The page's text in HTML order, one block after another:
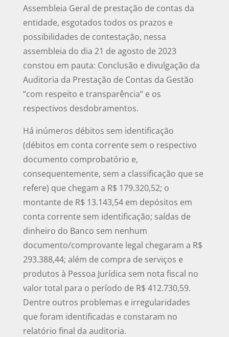
Assembleia Geral de prestação de contas da
entidade, esgotados todos os prazos e
possibilidades de contestação, nessa
assembleia do dia 21 de agosto de 2023
constou em pauta: Conclusão e divulgação da
Auditoria da Prestação de Contas da Gestão
“com respeito e transparência” e os
respectivos desdobramentos.
Há inúmeros débitos sem identificação
(débitos em conta corrente sem o respectivo
documento comprobatório e,
consequentemente, sem a classificação que se
refere) que chegam a R$ 179.320,52; o
montante de R$ 13.143,54 em depósitos em
conta corrente sem identificação; saídas de
dinheiro do Banco sem nenhum
documento/comprovante legal chegaram a R$
293.388,44; além de compra de serviços e
produtos à Pessoa Jurídica sem nota fiscal no
valor total para o período de R$ 412.730,59.
Dentre outros problemas e irregularidades
que foram identificadas e constaram no
relatório final da auditoria.